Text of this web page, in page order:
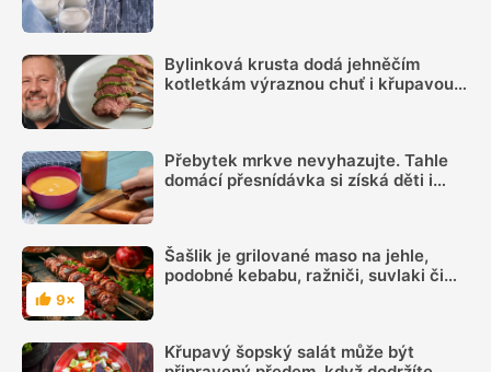
Bylinková krusta dodá jehněčím
kotletkám výraznou chuť i křupavou
Přebytek mrkve nevyhazujte. Tahle
domácí přesnídávka si získá děti i
Hodnocení
9×
Šašlik je grilované maso na jehle,
podobné kebabu, ražniči, suvlaki či
Křupavý šopský salát může být